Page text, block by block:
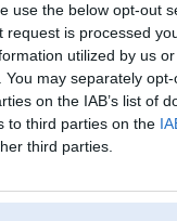
use the below opt-out
is processed
utilized by us
may separately
on the IAB’s list of
to third parties on the
third parties.
reizi manīts: 30. Jun 2013, 22:27